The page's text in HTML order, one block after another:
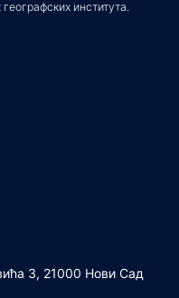
института.
3, 21000 Нови Сад